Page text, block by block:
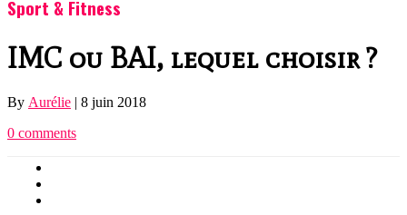
Sport & Fitness
IMC ou BAI, lequel choisir ?
By Aurélie | 8 juin 2018
0 comments